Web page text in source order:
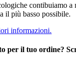
contibuiamo a
il più basso possibile.
informazioni.
per il tuo ordine?